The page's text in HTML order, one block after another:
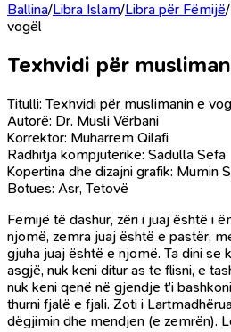
Ballina/Libra Islam/Libra për Fëmijë/
vogël
Texhvidi për
Titulli: Texhvidi për muslimanin e
Autorë: Dr. Musli Vërbani
Korrektor: Muharrem Qilafi
Radhitja kompjuterike: Sadulla Sefa
Kopertina dhe dizajni grafik: Mumin
Botues: Asr, Tetovë
Femijë të dashur, zëri i juaj është i
njomë, zemra juaj është e pastër,
gjuha juaj është e njomë. Ta dini se
asgjë, nuk keni ditur as te flisni, e
nuk keni qenë në gjendje t’i
thurni fjalë e fjali. Zoti i
dëgjimin dhe mendjen (e zemrën).